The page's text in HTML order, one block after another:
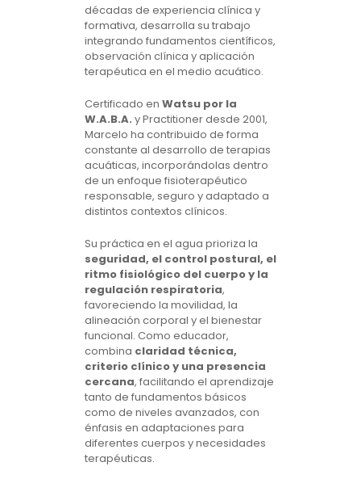
décadas de experiencia clínica y
formativa, desarrolla su trabajo
integrando fundamentos científicos,
observación clínica y aplicación
terapéutica en el medio acuático.
Certificado en Watsu por la
W.A.B.A. y Practitioner desde 2001,
Marcelo ha contribuido de forma
constante al desarrollo de terapias
acuáticas, incorporándolas dentro
de un enfoque fisioterapéutico
responsable, seguro y adaptado a
distintos contextos clínicos.
Su práctica en el agua prioriza la
seguridad, el control postural, el
ritmo fisiológico del cuerpo y la
regulación respiratoria,
favoreciendo la movilidad, la
alineación corporal y el bienestar
funcional. Como educador,
combina claridad técnica,
criterio clínico y una presencia
cercana, facilitando el aprendizaje
tanto de fundamentos básicos
como de niveles avanzados, con
énfasis en adaptaciones para
diferentes cuerpos y necesidades
terapéuticas.